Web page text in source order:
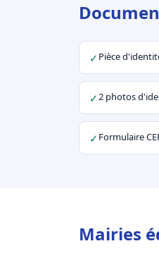
✓ Pièce
✓2 photos
✓ Formulaire
Mairies